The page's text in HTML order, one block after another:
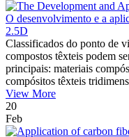
O desenvolvimento e a
2.5D
Classificados do ponto de
compostos têxteis podem
principais: materiais
compósitos têxteis
View More
20
Feb